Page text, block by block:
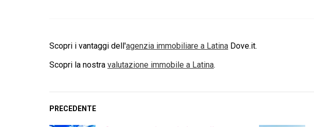
Scopri i vantaggi dell'agenzia immobiliare a Latina Dove.it.
Scopri la nostra valutazione immobile a Latina.
PRECEDENTE